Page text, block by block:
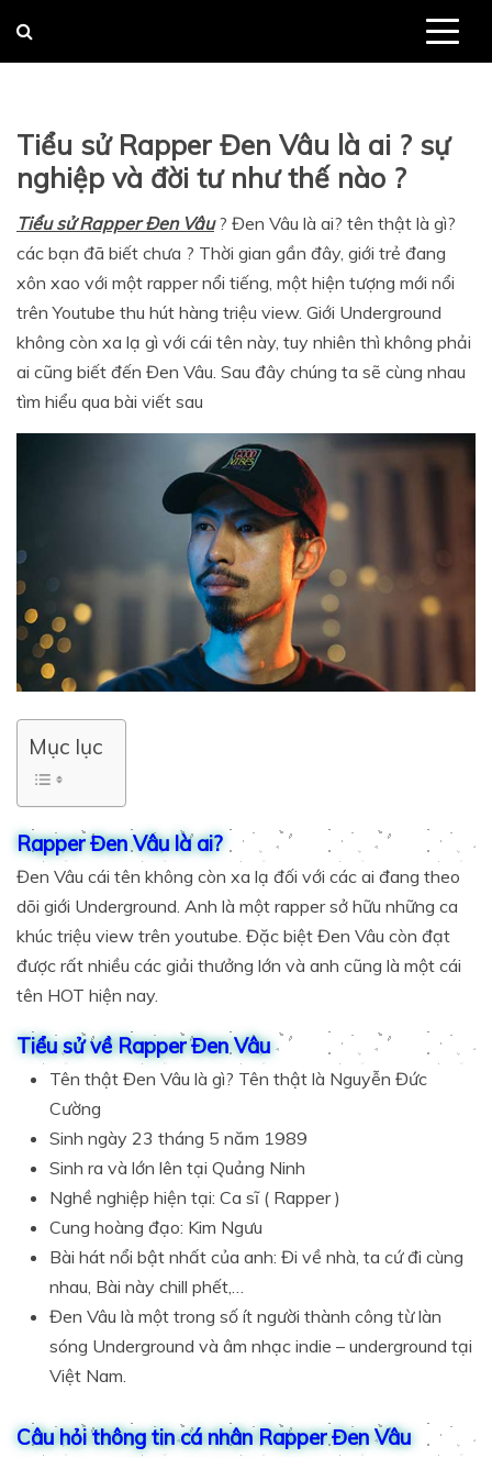
Tiểu sử Rapper Đen Vâu là ai ? sự
nghiệp và đời tư như thế nào ?
Tiểu sử Rapper Đen Vâu? Đen Vâu là ai? tên thật là gì?
các bạn đã biết chưa ? Thời gian gần đây, giới trẻ đang
xôn xao với một rapper nổi tiếng, một hiện tượng mới nổi
trên Youtube thu hút hàng triệu view. Giới Underground
không còn xa lạ gì với cái tên này, tuy nhiên thì không phải
ai cũng biết đến Đen Vâu. Sau đây chúng ta sẽ cùng nhau
tìm hiểu qua bài viết sau
Mục lục
Rapper Đen Vâu là ai?
Đen Vâu cái tên không còn xa lạ đối với các ai đang theo
dõi giới Underground. Anh là một rapper sở hữu những ca
khúc triệu view trên youtube. Đặc biệt Đen Vâu còn đạt
được rất nhiều các giải thưởng lớn và anh cũng là một cái
tên HOT hiện nay.
Tiểu sử về Rapper Đen Vâu
Tên thật Đen Vâu là gì? Tên thật là Nguyễn Đức
Cường
Sinh ngày 23 tháng 5 năm 1989
Sinh ra và lớn lên tại Quảng Ninh
Nghề nghiệp hiện tại: Ca sĩ ( Rapper )
Cung hoàng đạo: Kim Ngưu
Bài hát nổi bật nhất của anh: Đi về nhà, ta cứ đi cùng
nhau, Bài này chill phết,…
Đen Vâu là một trong số ít người thành công từ làn
sóng Underground và âm nhạc indie – underground tại
Việt Nam.
Câu hỏi thông tin cá nhân Rapper Đen Vâu